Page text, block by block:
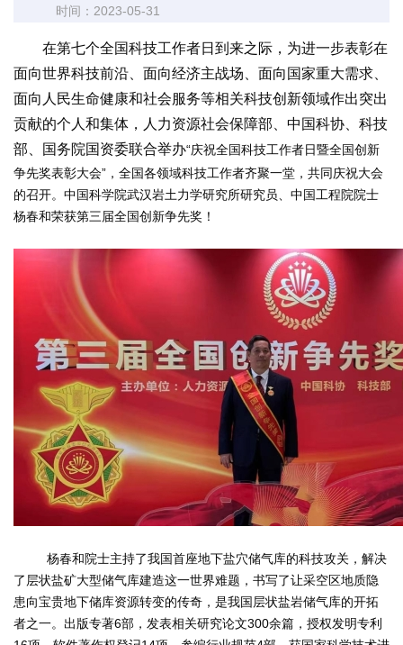
时间：2023-05-31
在第七个全国科技工作者日到来之际，为进一步表彰在
面向世界科技前沿、面向经济主战场、面向国家重大需求、
面向人民生命健康和社会服务等相关科技创新领域作出突出
贡献的个人和集体，人力资源社会保障部、中国科协、科技
部、国务院国资委联合举办“庆祝全国科技工作者日暨全国创新
争先奖表彰大会”，全国各领域科技工作者齐聚一堂，共同庆祝大会
的召开。 中国科学院武汉岩土力学研究所研究员、中国工程院院士
杨春和荣获第三届全国创新争先奖！
杨春和院士主持了我国首座地下盐穴储气库的科技攻关，解决
了层状盐矿大型储气库建造这一世界难题，书写了让采空区地质隐
患向宝贵地下储库资源转变的传奇，是我国层状盐岩储气库的开拓
者之一。出版专著6部，发表相关研究论文300余篇，授权发明专利